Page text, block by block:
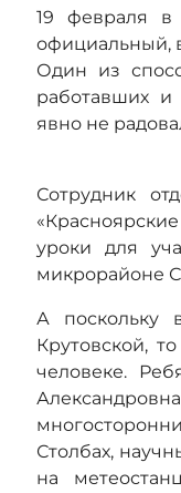
19 февраля в
официальный,
Один из
работавших и
явно не
Сотрудник
уроки для
микрорайоне
А поскольку
Крутовской,
человеке.
Столбах,
на